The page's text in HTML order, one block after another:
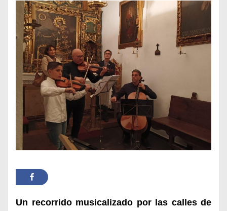
Un recorrido musicalizado por las calles de